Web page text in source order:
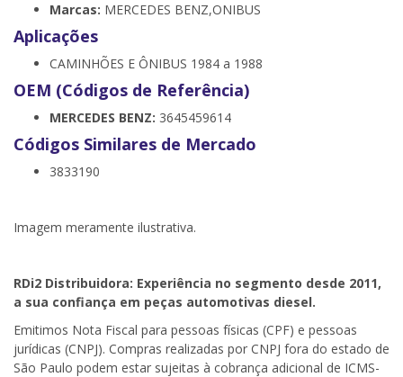
Marcas: MERCEDES BENZ,ONIBUS
Aplicações
CAMINHÕES E ÔNIBUS 1984 a 1988
OEM (Códigos de Referência)
MERCEDES BENZ: 3645459614
Códigos Similares de Mercado
3833190
Imagem meramente ilustrativa.
RDi2 Distribuidora: Experiência no segmento desde 2011,
a sua confiança em peças automotivas diesel.
Emitimos Nota Fiscal para pessoas físicas (CPF) e pessoas
jurídicas (CNPJ). Compras realizadas por CNPJ fora do estado de
São Paulo podem estar sujeitas à cobrança adicional de ICMS-